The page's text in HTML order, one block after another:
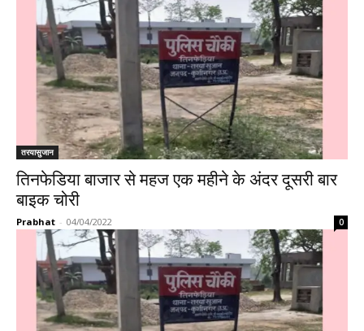
तरयासुजान
तिनफेडिया बाजार से महज एक महीने के अंदर दूसरी बार
बाइक चोरी
Prabhat - 04/04/2022 0